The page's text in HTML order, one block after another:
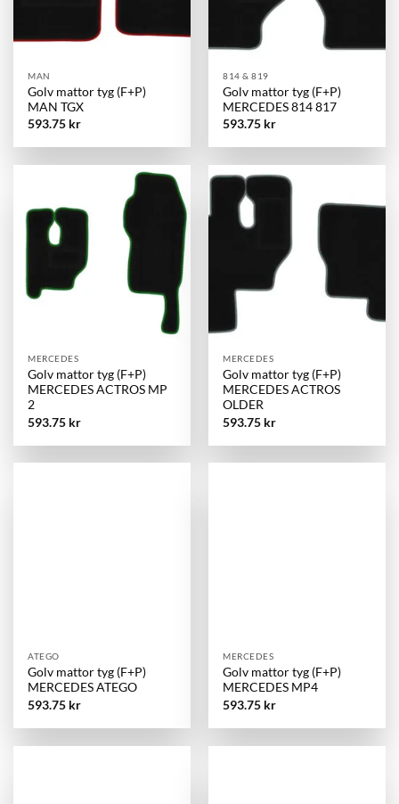
MAN
Golv mattor tyg (F+P)
MAN TGX
593.75 kr
814 & 819
Golv mattor tyg (F+P)
MERCEDES 814 817
593.75 kr
MERCEDES
Golv mattor tyg (F+P)
MERCEDES ACTROS MP
2
593.75 kr
MERCEDES
Golv mattor tyg (F+P)
MERCEDES ACTROS
OLDER
593.75 kr
ATEGO
Golv mattor tyg (F+P)
MERCEDES ATEGO
593.75 kr
MERCEDES
Golv mattor tyg (F+P)
MERCEDES MP4
593.75 kr